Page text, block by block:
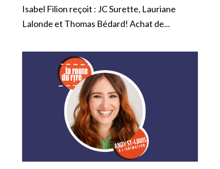
Isabel Filion reçoit : JC Surette, Lauriane
Lalonde et Thomas Bédard! Achat de...